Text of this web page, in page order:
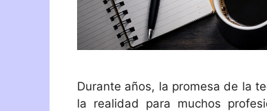
Durante años, la promesa de la
la realidad para muchos